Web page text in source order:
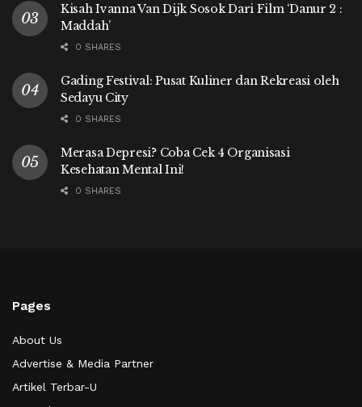
Kisah Ivanna Van Dijk Sosok Dari Film ‘Danur 2 :
Maddah’
0 SHARES
Gading Festival: Pusat Kuliner dan Rekreasi oleh
Sedayu City
0 SHARES
Merasa Depresi? Coba Cek 4 Organisasi
Kesehatan Mental Ini!
0 SHARES
Pages
About Us
Advertise & Media Partner
Artikel Terbar-U